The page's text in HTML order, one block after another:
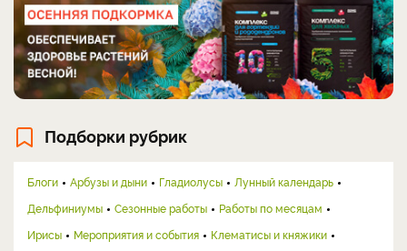
Подборки рубрик
Блоги Арбузы и дыни Гладиолусы
Лунный календарь
Дельфиниумы
Сезонные работы
Работы по месяцам
Ирисы
Мероприятия и события
Клематисы и княжики